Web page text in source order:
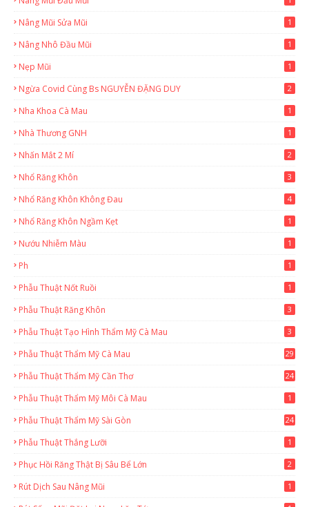
Nâng Mũi Sửa Mũi 1
Nâng Nhô Đầu Mũi 1
Nẹp Mũi 1
Ngừa Covid Cùng Bs NGUYỄN ĐẶNG DUY 2
Nha Khoa Cà Mau 1
Nhà Thương GNH 1
Nhấn Mắt 2 Mí 2
Nhổ Răng Khôn 3
Nhổ Răng Khôn Không Đau 4
Nhổ Răng Khôn Ngầm Kẹt 1
Nướu Nhiễm Màu 1
Ph 1
Phẫu Thuật Nốt Ruồi 1
Phẫu Thuật Răng Khôn 3
Phẫu Thuật Tạo Hình Thẩm Mỹ Cà Mau 3
Phẫu Thuật Thẩm Mỹ Cà Mau
29
Phẫu Thuật Thẩm Mỹ Cần Thơ
24
Phẫu Thuật Thẩm Mỹ Môi Cà Mau 1
Phẫu Thuật Thẩm Mỹ Sài Gòn
24
Phẫu Thuật Thắng Lưỡi 1
Phục Hồi Răng Thật Bị Sâu Bể Lớn 2
Rút Dịch Sau Nâng Mũi 1